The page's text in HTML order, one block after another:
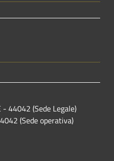
44042 (Sede Legale)
(Sede operativa)